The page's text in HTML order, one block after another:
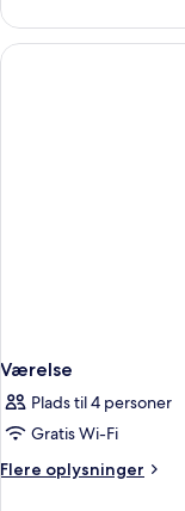
Bedroom
Family
Suite
Værelse
Plads til 4 personer
Gratis Wi-Fi
Flere oplysninger
Flere